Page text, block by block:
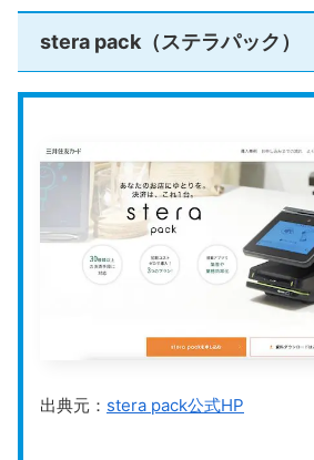
＼POS機能を使うならAirレジが
Airレジの公式HP
Airペイの詳細について
詳しくまとめています
ください。
Airペイとは？特徴
ット・導入方法ま
ド決済など、様々な決済
レス決済サービスです。
店舗や個人事業主にと
満足度を向上させること
対応決済手段
クレジットカ
電子マネー：
入金サイクル 月2回（QRコー
振込手数料 要問合せ
運営会社 株式会社スマレジ
https://
ービス です。クレジットカードや電
stera pack（ステラパック）
出典元： stera pack公式HP